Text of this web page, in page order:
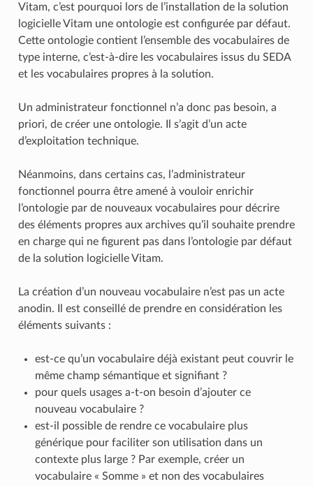
Vitam, c’est pourquoi lors de l’installation de la solution
logicielle Vitam une ontologie est configurée par défaut.
Cette ontologie contient l’ensemble des vocabulaires de
type interne, c’est-à-dire les vocabulaires issus du SEDA
et les vocabulaires propres à la solution.
Un administrateur fonctionnel n’a donc pas besoin, a
priori, de créer une ontologie. Il s’agit d’un acte
d’exploitation technique.
Néanmoins, dans certains cas, l’administrateur
fonctionnel pourra être amené à vouloir enrichir
l’ontologie par de nouveaux vocabulaires pour décrire
des éléments propres aux archives qu’il souhaite prendre
en charge qui ne figurent pas dans l’ontologie par défaut
de la solution logicielle Vitam.
La création d’un nouveau vocabulaire n’est pas un acte
anodin. Il est conseillé de prendre en considération les
éléments suivants :
est-ce qu’un vocabulaire déjà existant peut couvrir le
même champ sémantique et signifiant ?
pour quels usages a-t-on besoin d’ajouter ce
nouveau vocabulaire ?
est-il possible de rendre ce vocabulaire plus
générique pour faciliter son utilisation dans un
contexte plus large ? Par exemple, créer un
vocabulaire « Somme » et non des vocabulaires